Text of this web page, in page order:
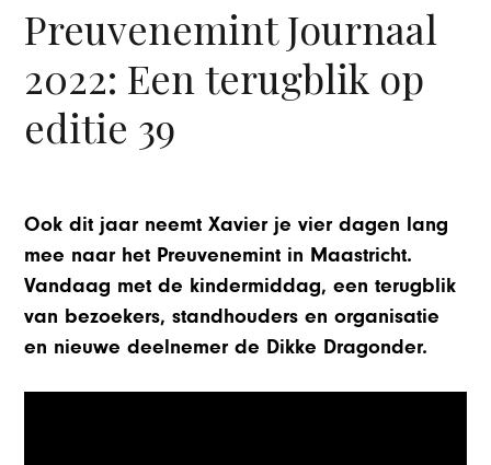
Preuvenemint Journaal
2022: Een terugblik op
editie 39
Ook dit jaar neemt Xavier je vier dagen lang
mee naar het Preuvenemint in Maastricht.
Vandaag met de kindermiddag, een terugblik
van bezoekers, standhouders en organisatie
en nieuwe deelnemer de Dikke Dragonder.